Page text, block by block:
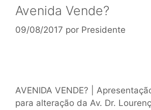
Avenida Vende?
09/08/2017 por Presidente
AVENIDA VENDE? |
para alteração da Av. Dr.